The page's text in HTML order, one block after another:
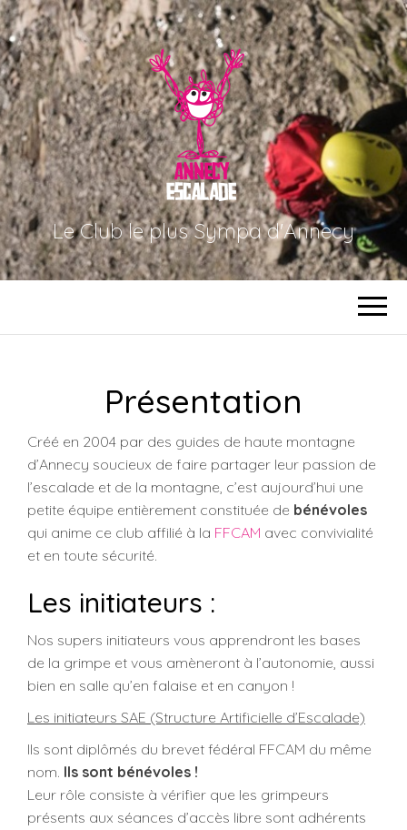
Le Club le plus Sympa d'Annecy
Présentation
Créé en 2004 par des guides de haute montagne
d’Annecy soucieux de faire partager leur passion de
l’escalade et de la montagne, c’est aujourd’hui une
petite équipe entièrement constituée de bénévoles
qui anime ce club affilié à la FFCAM avec convivialité
et en toute sécurité.
Les initiateurs :
Nos supers initiateurs vous apprendront les bases
de la grimpe et vous amèneront à l’autonomie, aussi
bien en salle qu’en falaise et en canyon !
Les initiateurs SAE (Structure Artificielle d’Escalade)
Ils sont diplômés du brevet fédéral FFCAM du même
nom. Ils sont bénévoles !
Leur rôle consiste à vérifier que les grimpeurs
présents aux séances d’accès libre sont adhérents